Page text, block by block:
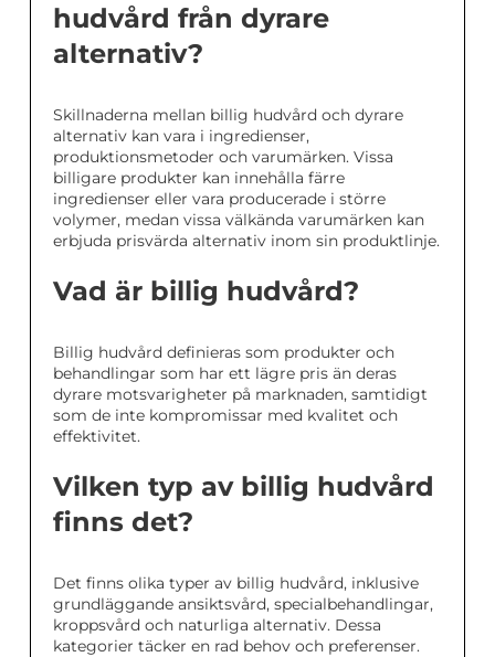
hudvård från dyrare
alternativ?
Skillnaderna mellan billig hudvård och dyrare
alternativ kan vara i ingredienser,
produktionsmetoder och varumärken. Vissa
billigare produkter kan innehålla färre
ingredienser eller vara producerade i större
volymer, medan vissa välkända varumärken kan
erbjuda prisvärda alternativ inom sin produktlinje.
Vad är billig hudvård?
Billig hudvård definieras som produkter och
behandlingar som har ett lägre pris än deras
dyrare motsvarigheter på marknaden, samtidigt
som de inte kompromissar med kvalitet och
effektivitet.
Vilken typ av billig hudvård
finns det?
Det finns olika typer av billig hudvård, inklusive
grundläggande ansiktsvård, specialbehandlingar,
kroppsvård och naturliga alternativ. Dessa
kategorier täcker en rad behov och preferenser.